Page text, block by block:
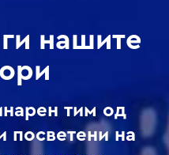
нашите
тим од
посветени на